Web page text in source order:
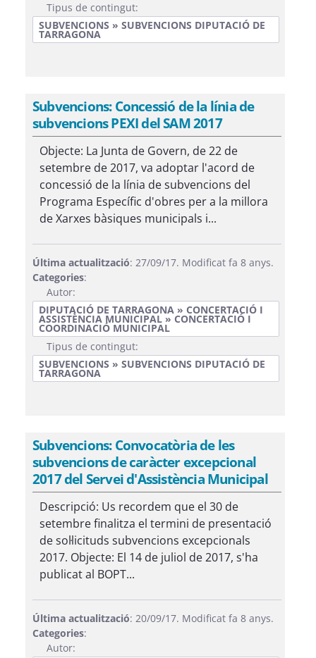
Tipus de contingut:
SUBVENCIONS » SUBVENCIONS DIPUTACIÓ DE
TARRAGONA
Subvencions: Concessió de la línia de
subvencions PEXI del SAM 2017
Objecte: La Junta de Govern, de 22 de
setembre de 2017, va adoptar l'acord de
concessió de la línia de subvencions del
Programa Específic d'obres per a la millora
de Xarxes bàsiques municipals i...
Última actualització: 27/09/17. Modificat fa 8 anys.
Categories:
Autor:
DIPUTACIÓ DE TARRAGONA » CONCERTACIÓ I
ASSISTÈNCIA MUNICIPAL » CONCERTACIÓ I
COORDINACIÓ MUNICIPAL
Tipus de contingut:
SUBVENCIONS » SUBVENCIONS DIPUTACIÓ DE
TARRAGONA
Subvencions: Convocatòria de les
subvencions de caràcter excepcional
2017 del Servei d'Assistència Municipal
Descripció: Us recordem que el 30 de
setembre finalitza el termini de presentació
de sol·licituds subvencions excepcionals
2017. Objecte: El 14 de juliol de 2017, s'ha
publicat al BOPT...
Última actualització: 20/09/17. Modificat fa 8 anys.
Categories:
Autor: